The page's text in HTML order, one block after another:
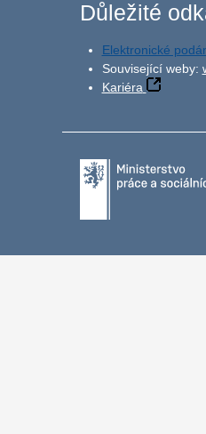
Důležité
Elektronické
Související weby:
Kariéra